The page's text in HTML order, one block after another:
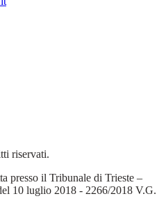
riservati.
presso il Tribunale di Trieste –
10 luglio 2018 - 2266/2018 V.G.